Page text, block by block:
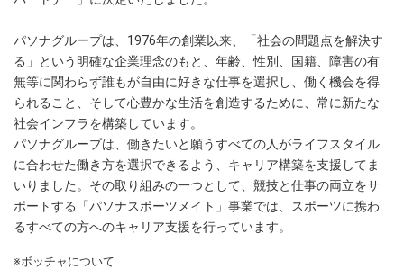
パソナグループは、1976年の創業以来、「社会の問題点を解決す
る」という明確な企業理念のもと、年齢、性別、国籍、障害の有
無等に関わらず誰もが自由に好きな仕事を選択し、働く機会を得
られること、そして心豊かな生活を創造するために、常に新たな
社会インフラを構築しています。
パソナグループは、働きたいと願うすべての人がライフスタイル
に合わせた働き方を選択できるよう、キャリア構築を支援してま
いりました。その取り組みの一つとして、競技と仕事の両立をサ
ポートする「パソナスポーツメイト」事業では、スポーツに携わ
るすべての方へのキャリア支援を行っています。
※ボッチャについて